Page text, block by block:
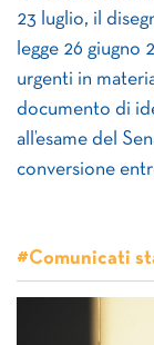
23 luglio, il
legge 26 giugno
urgenti in
documento di
all’esame del
conversione
#Comunicati